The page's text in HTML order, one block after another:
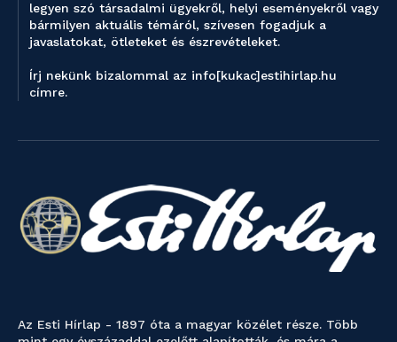
legyen szó társadalmi ügyekről, helyi eseményekről vagy
bármilyen aktuális témáról, szívesen fogadjuk a
javaslatokat, ötleteket és észrevételeket.
Írj nekünk bizalommal az info[kukac]estihirlap.hu
címre.
Az Esti Hírlap - 1897 óta a magyar közélet része. Több